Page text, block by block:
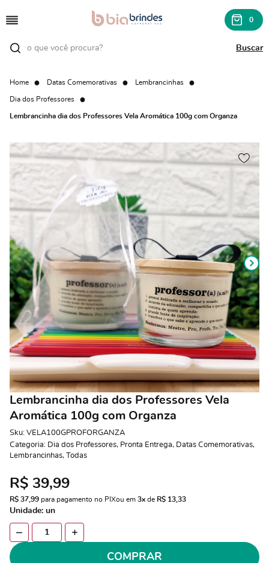
0
Home Datas Comemorativas Lembrancinhas
Dia dos Professores
Lembrancinha dia dos Professores Vela Aromática 100g com Organza
Lembrancinha dia dos Professores Vela
Aromática 100g com Organza
Sku: VELA100GPROFORGANZA
Categoria: Dia dos Professores, Pronta Entrega, Datas Comemorativas,
Lembrancinhas, Todas
R$ 39,99
R$ 37,99 para pagamento no PIXou em 3x de R$ 13,33
Unidade: un
COMPRAR